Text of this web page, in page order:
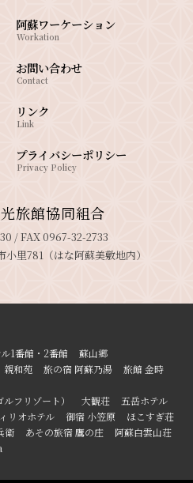
阿蘇ワーケーション
Workation
お問い合わせ
Contact
リンク
Link
プライバシーポリシー
Privacy Policy
旅館協同組合
/ FAX 0967-32-2733
里781（はな阿蘇美敷地内）
1番館・2番館
蘇山郷
親和苑 旅の宿 阿蘇乃湯
旅館 金時
フリゾート）
大観荘
五岳ホテル
リオホテル 御宿 小笠原
ほこすぎ荘
衛 あその旅宿 鷹の庄
阿蘇白雲山荘